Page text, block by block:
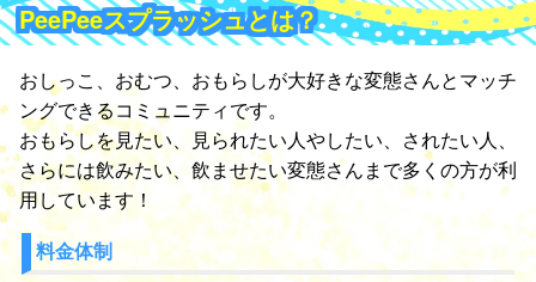
PeePeeスプラッシュとは？
おしっこ、おむつ、おもらしが大好きな変態さんとマッチ
ングできるコミュニティです。
おもらしを見たい、見られたい人やしたい、されたい人、
さらには飲みたい、飲ませたい変態さんまで多くの方が利
用しています！
料金体制